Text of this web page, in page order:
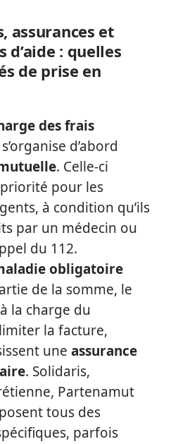
assurances et
d’aide : quelles
de prise en
des frais
s’organise d’abord
. Celle-ci
pour les
à condition qu’ils
par un médecin ou
du 112.
obligatoire
de la somme, le
la charge du
la facture,
une assurance
. Solidaris,
Partenamut
tous des
parfois